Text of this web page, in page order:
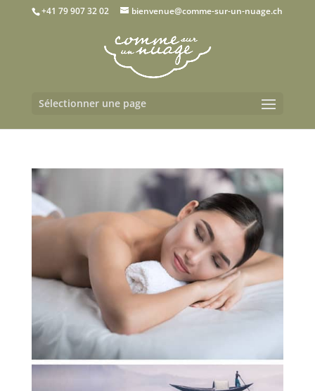
+41 79 907 32 02 bienvenue@comme-sur-un-nuage.ch
Sélectionner une page